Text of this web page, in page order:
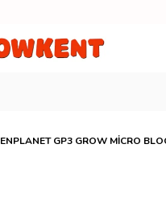
GP3 GROW MICRO